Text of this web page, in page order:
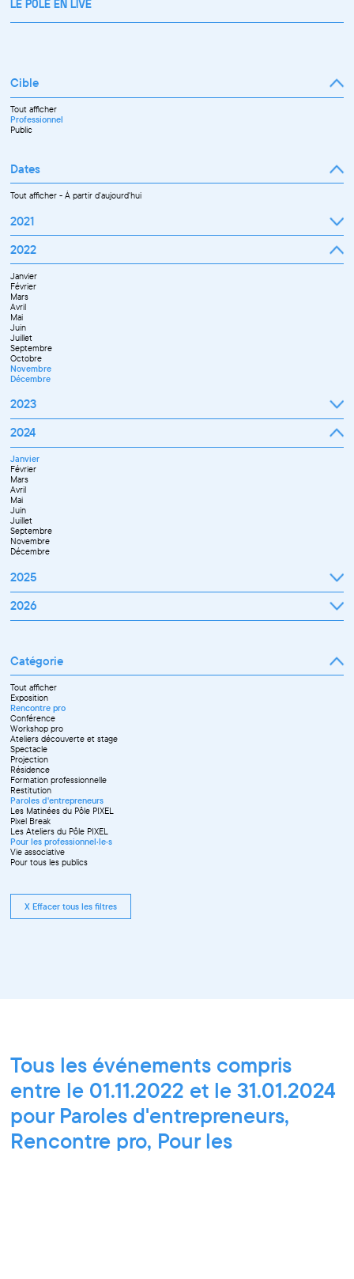
LE PÔLE EN LIVE
Cible
Tout afficher
Professionnel
Public
Dates
Tout afficher-À partir d'aujourd'hui
2021
Septembre
Octobre
Novembre
Décembre
2022
Janvier
Février
Mars
Avril
Mai
Juin
Juillet
Septembre
Octobre
Novembre
Décembre
2023
Janvier
Mars
Avril
Mai
Juin
Septembre
Octobre
Novembre
Décembre
2024
Janvier
Février
Mars
Avril
Mai
Juin
Juillet
Septembre
Novembre
Décembre
2025
Janvier
Mars
Juin
Juillet
Septembre
Octobre
Novembre
Décembre
2026
Avril
Mai
Juin
Septembre
Octobre
Novembre
Catégorie
Tout afficher
Exposition
Rencontre pro
Conférence
Workshop pro
Ateliers découverte et stage
Spectacle
Projection
Résidence
Formation professionnelle
Restitution
Paroles d'entrepreneurs
Les Matinées du Pôle PIXEL
Pixel Break
Les Ateliers du Pôle PIXEL
Pour les professionnel·le·s
Vie associative
Pour tous les publics
X Effacer tous les filtres
Tous les événements compris
entre le 01.11.2022 et le 31.01.2024
pour Paroles d'entrepreneurs,
Rencontre pro, Pour les